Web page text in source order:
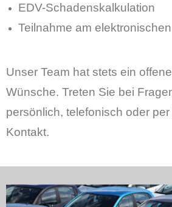
EDV-Schadenskalkulation
Teilnahme am
Unser Team hat stets ein
Wünsche. Treten Sie bei
persönlich, telefonisch oder
Kontakt.